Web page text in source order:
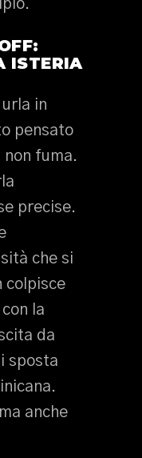
ISTERIA
urla in
pensato
non fuma.
precise.
che si
colpisce
la
da
sposta
anche